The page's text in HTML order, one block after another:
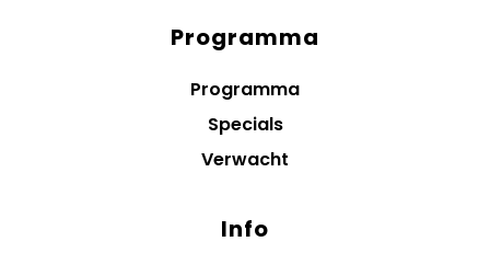
Programma
Programma
Specials
Verwacht
Info